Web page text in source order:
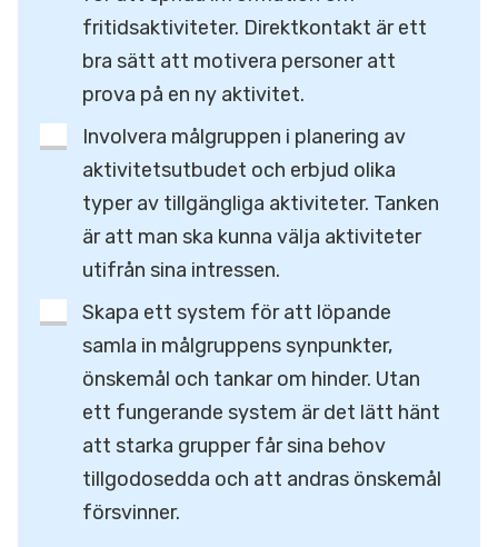
fritidsaktiviteter. Direktkontakt är ett
bra sätt att motivera personer att
prova på en ny aktivitet.
Involvera målgruppen i planering av
aktivitetsutbudet och erbjud olika
typer av tillgängliga aktiviteter. Tanken
är att man ska kunna välja aktiviteter
utifrån sina intressen.
Skapa ett system för att löpande
samla in målgruppens synpunkter,
önskemål och tankar om hinder. Utan
ett fungerande system är det lätt hänt
att starka grupper får sina behov
tillgodosedda och att andras önskemål
försvinner.